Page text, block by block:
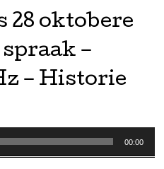
28 oktobere
–
– Historie
00:00